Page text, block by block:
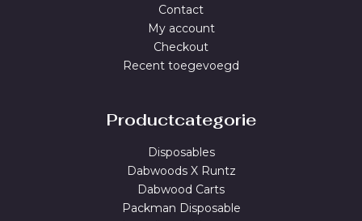
Contact
My account
Checkout
Recent toegevoegd
Productcategorie
Disposables
Dabwoods X Runtz
Dabwood Carts
Packman Disposable